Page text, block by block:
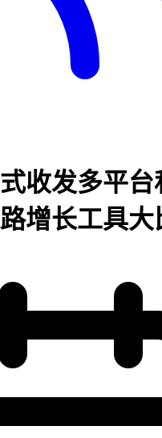
收发多平台
增长工具大